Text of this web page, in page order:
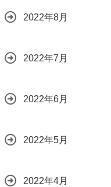
2022年8月
2022年7月
2022年6月
2022年5月
2022年4月